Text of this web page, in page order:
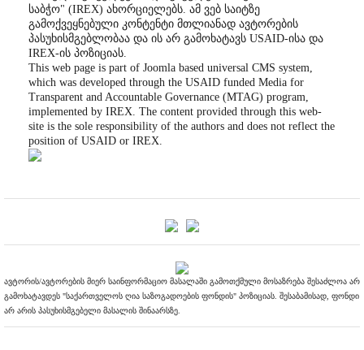
საბჭო" (IREX) ახორციელებს. ამ ვებ საიტზე
გამოქვეყნებული კონტენტი მთლიანად ავტორების
პასუხისმგებლობაა და ის არ გამოხატავს USAID-ისა და
IREX-ის პოზიციას.
This web page is part of Joomla based universal CMS system,
which was developed through the USAID funded Media for
Transparent and Accountable Governance (MTAG) program,
implemented by IREX. The content provided through this web-
site is the sole responsibility of the authors and does not reflect the
position of USAID or IREX.
ავტორის/ავტორების მიერ საინფორმაციო მასალაში გამოთქმული მოსაზრება შესაძლოა არ
გამოხატავდეს "საქართველოს ღია საზოგადოების ფონდის" პოზიციას. შესაბამისად, ფონდი
არ არის პასუხისმგებელი მასალის შინაარსზე.